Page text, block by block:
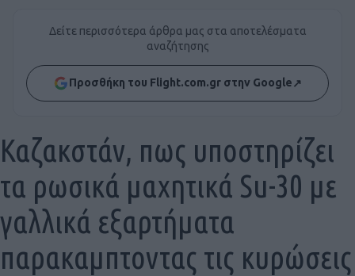
Δείτε περισσότερα άρθρα μας στα αποτελέσματα
αναζήτησης
Προσθήκη του Flight.com.gr στην Google↗
Καζακστάν, πως υποστηρίζει
τα ρωσικά μαχητικά Su-30 με
γαλλικά εξαρτήματα
παρακαμπτοντας τις κυρώσεις